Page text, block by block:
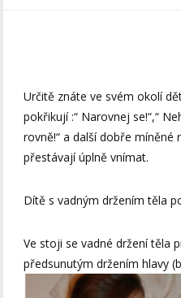
Určitě znáte ve svém okolí
pokřikují :“ Narovnej se!“,“
rovně!“ a další dobře míněné
přestávají úplně vnímat.
Dítě s vadným držením těla
Ve stoji se vadné držení těla
předsunutým držením hlavy